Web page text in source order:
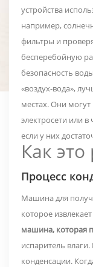
устройства
например,
фильтры и
бесперебойную
безопасность
«воздух-вода»,
местах. Они могут
электросети или
если у них
Как это
Процесс
Машина для
которое
машина, которая
испаритель
конденсации.